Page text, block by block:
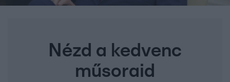
Nézd a kedvenc
műsoraid